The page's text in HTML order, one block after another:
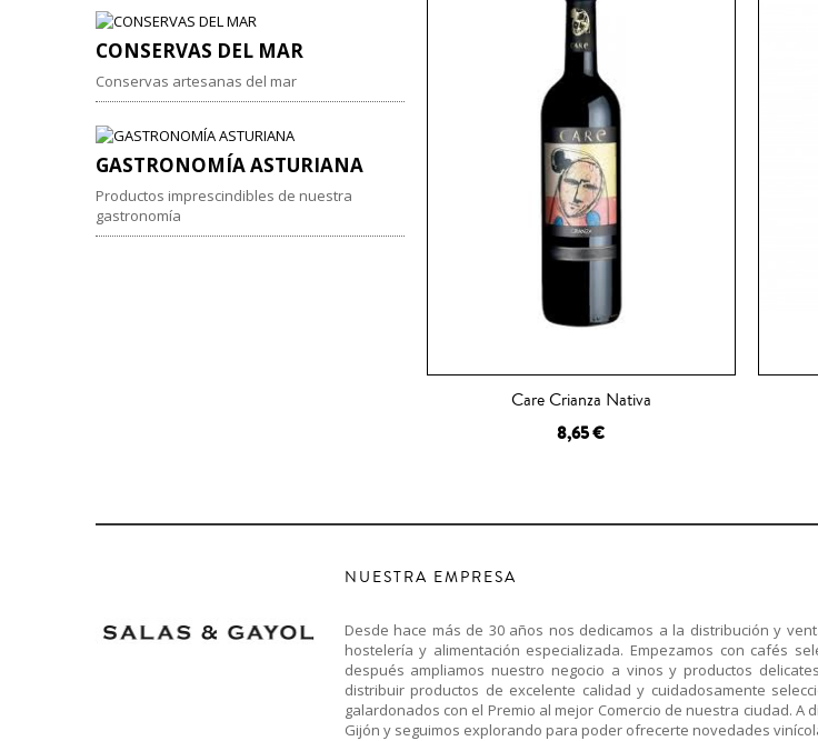
CONSERVAS DEL MAR
Conservas artesanas del mar
GASTRONOMÍA ASTURIANA
Productos imprescindibles de nuestra
gastronomía
AÑADIR A LA CESTA
Care Crianza Nativa
8,65 €
NUESTRA EMPRESA
Desde hace más de 30 años nos dedicamos a la distribución y
hostelería y alimentación especializada. Empezamos con cafés
después ampliamos nuestro negocio a vinos y productos
distribuir productos de excelente calidad y cuidadosamente
galardonados con el Premio al mejor Comercio de nuestra ciudad. A
Gijón y seguimos explorando para poder ofrecerte novedades